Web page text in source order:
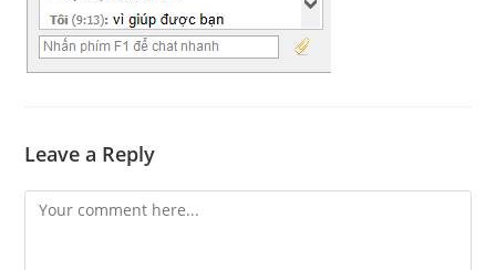
Leave a Reply
Comment